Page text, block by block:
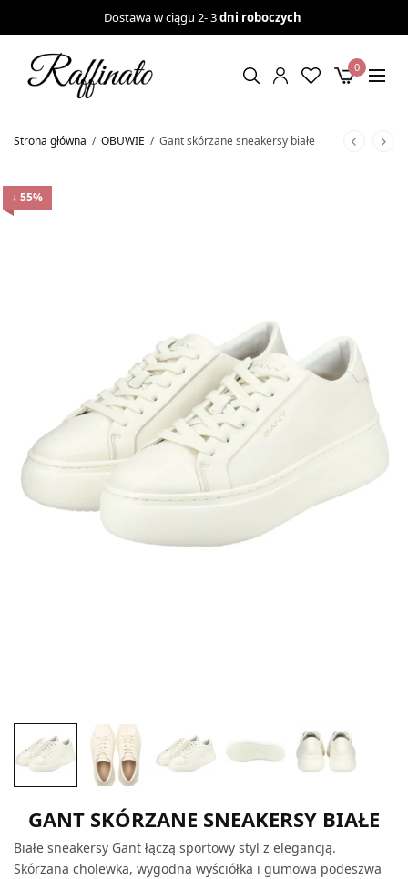
Dostawa w ciągu 2- 3dni roboczych
0
Strona główna / OBUWIE / Gant skórzane sneakersy białe
↓ 55%
GANT SKÓRZANE SNEAKERSY BIAŁE
Białe sneakersy Gant łączą sportowy styl z elegancją.
Skórzana cholewka, wygodna wyściółka i gumowa podeszwa